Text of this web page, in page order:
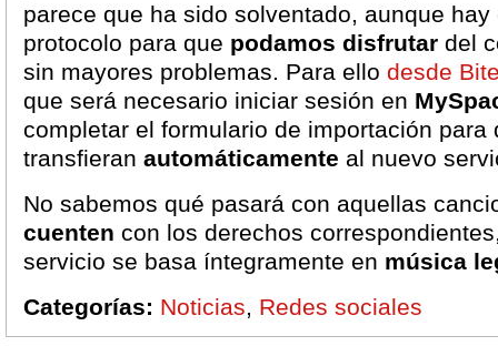
parece que ha sido solventado, aunque
protocolo para que podamos disfrutar del
sin mayores problemas. Para ello desde
que será necesario iniciar sesión en
completar el formulario de importación para
transfieran automáticamente al nuevo
No sabemos qué pasará con aquellas
cuenten con los derechos
servicio se basa íntegramente en música
Categorías: Noticias, Redes sociales